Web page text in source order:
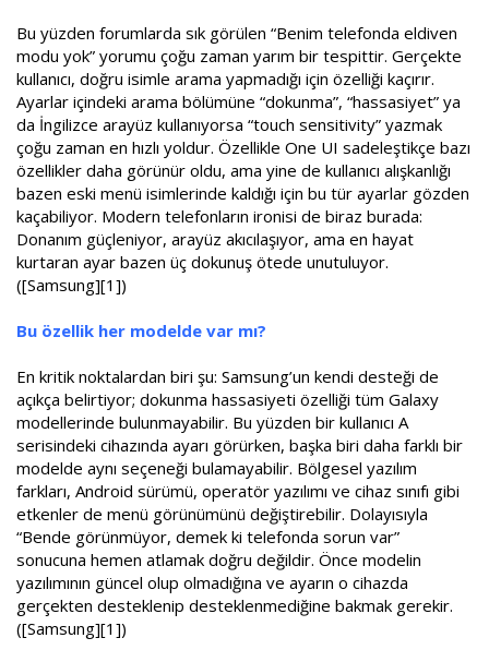
Bu yüzden forumlarda sık görülen “Benim telefonda eldiven
modu yok” yorumu çoğu zaman yarım bir tespittir. Gerçekte
kullanıcı, doğru isimle arama yapmadığı için özelliği kaçırır.
Ayarlar içindeki arama bölümüne “dokunma”, “hassasiyet” ya
da İngilizce arayüz kullanıyorsa “touch sensitivity” yazmak
çoğu zaman en hızlı yoldur. Özellikle One UI sadeleştikçe bazı
özellikler daha görünür oldu, ama yine de kullanıcı alışkanlığı
bazen eski menü isimlerinde kaldığı için bu tür ayarlar gözden
kaçabiliyor. Modern telefonların ironisi de biraz burada:
Donanım güçleniyor, arayüz akıcılaşıyor, ama en hayat
kurtaran ayar bazen üç dokunuş ötede unutuluyor.
([Samsung][1])
Bu özellik her modelde var mı?
En kritik noktalardan biri şu: Samsung’un kendi desteği de
açıkça belirtiyor; dokunma hassasiyeti özelliği tüm Galaxy
modellerinde bulunmayabilir. Bu yüzden bir kullanıcı A
serisindeki cihazında ayarı görürken, başka biri daha farklı bir
modelde aynı seçeneği bulamayabilir. Bölgesel yazılım
farkları, Android sürümü, operatör yazılımı ve cihaz sınıfı gibi
etkenler de menü görünümünü değiştirebilir. Dolayısıyla
“Bende görünmüyor, demek ki telefonda sorun var”
sonucuna hemen atlamak doğru değildir. Önce modelin
yazılımının güncel olup olmadığına ve ayarın o cihazda
gerçekten desteklenip desteklenmediğine bakmak gerekir.
([Samsung][1])